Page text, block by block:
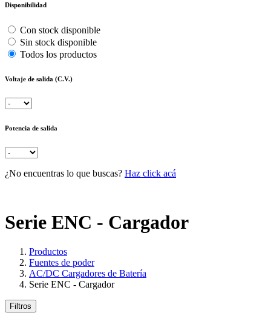
Disponibilidad
Con stock disponible
Sin stock disponible
Todos los productos
Voltaje de salida (C.V.)
Potencia de salida
¿No encuentras lo que buscas? Haz click acá
Serie ENC - Cargador
Productos
Fuentes de poder
AC/DC Cargadores de Batería
Serie ENC - Cargador
Filtros